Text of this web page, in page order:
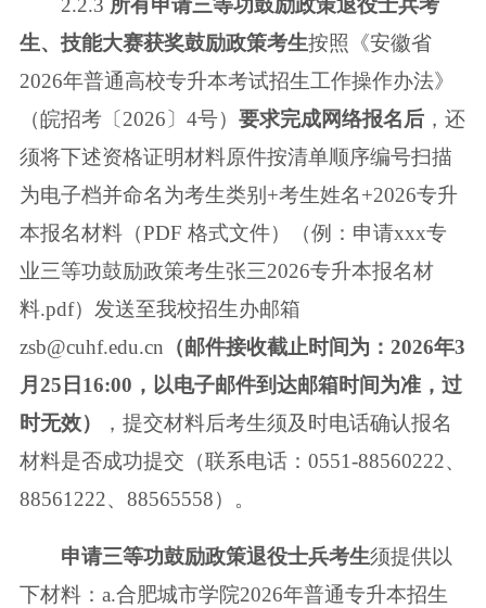
2.2.3 所有申请三等功鼓励政策退役士兵考
生、技能大赛获奖鼓励政策考生按照《安徽省
2026年普通高校专升本考试招生工作操作办法》
（皖招考〔2026〕 4号） 要求完成网络报名后，还
须将下述资格证明材料原件按清单顺序编号扫描
为电子档并命名为考生类别+考生姓名+2026专升
本报名材料（PDF 格式文件）
（例：申请xxx专
业三等功鼓励政策考生张三2026专升本报名材
料.pdf）发送至我校招生办邮箱
zsb@cuhf.edu.cn （邮件接收截止时间为：2026年3
月25日16:00， 以电子邮件到达邮箱时间为准，过
时无效）
，提交材料后考生须及时电话确认报名
材料是否成功提交（联系电话：0551-88560222、
88561222、88565558）。
申请三等功鼓励政策退役士兵考生须提供以
下材料：a.合肥城市学院2026年普通专升本招生